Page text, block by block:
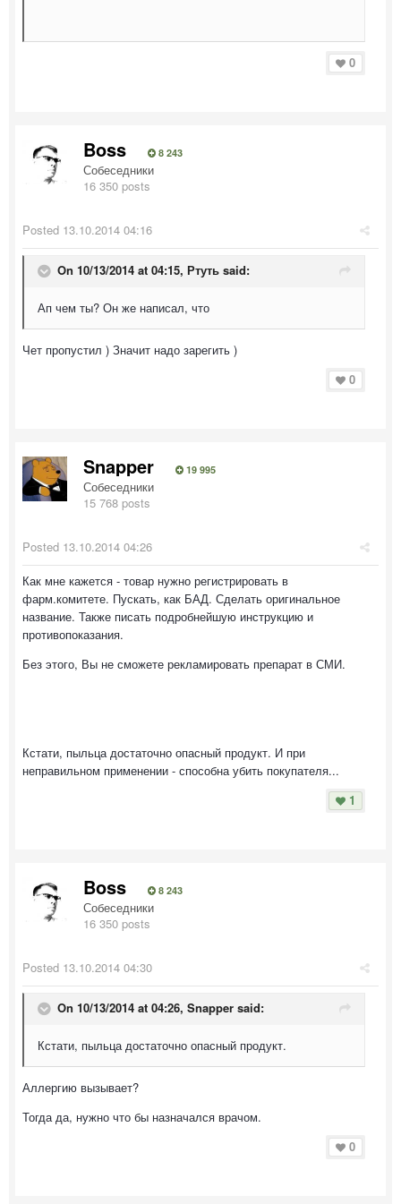
0
Boss 8 243
Собеседники
16 350 posts
Posted 13.10.2014 04:16
On 10/13/2014 at 04:15, Ртуть said:
Ап чем ты? Он же написал, что
Чет пропустил ) Значит надо зарегить )
0
Snapper 19 995
Собеседники
15 768 posts
Posted 13.10.2014 04:26
Как мне кажется - товар нужно регистрировать в
фарм.комитете. Пускать, как БАД. Сделать оригинальное
название. Также писать подробнейшую инструкцию и
противопоказания.
Без этого, Вы не сможете рекламировать препарат в СМИ.
Кстати, пыльца достаточно опасный продукт. И при
неправильном применении - способна убить покупателя...
1
Boss 8 243
Собеседники
16 350 posts
Posted 13.10.2014 04:30
On 10/13/2014 at 04:26, Snapper said:
Кстати, пыльца достаточно опасный продукт.
Аллергию вызывает?
Тогда да, нужно что бы назначался врачом.
0